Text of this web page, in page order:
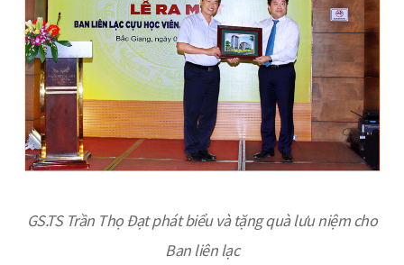
GS.TS Trần Thọ Đạt phát biểu và tặng quà lưu niệm cho
Ban liên lạc